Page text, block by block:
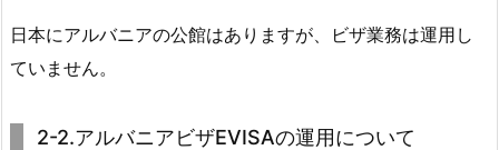
日本にアルバニアの公館はありますが、ビザ業務は運用し
ていません。
2-2.アルバニアビザEVISAの運用について